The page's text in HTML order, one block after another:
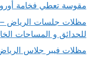
مقوسة تعطي فخامة
مظلات جلسات الرياض
للحدائق و المساحات الخارجية
مظلات فيبر جلاس